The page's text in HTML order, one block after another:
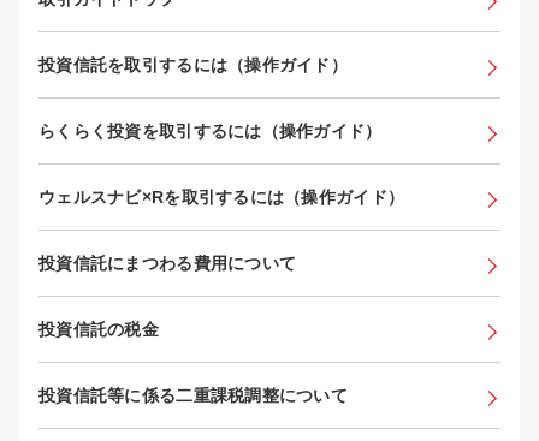
投資信託を取引するには（操作ガイド）
らくらく投資を取引するには（操作ガイド）
ウェルスナビ×Rを取引するには（操作ガイド）
投資信託にまつわる費用について
投資信託の税金
投資信託等に係る二重課税調整について